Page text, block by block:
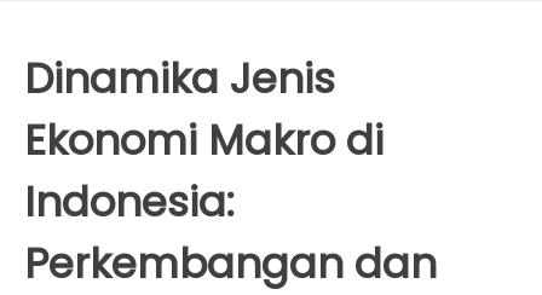
Dinamika Jenis
Ekonomi Makro di
Indonesia:
Perkembangan dan